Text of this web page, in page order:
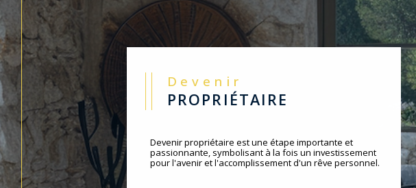
Devenir
PROPRIÉTAIRE
Devenir propriétaire est une étape importante et
passionnante, symbolisant à la fois un investissement
pour l'avenir et l'accomplissement d'un rêve personnel.